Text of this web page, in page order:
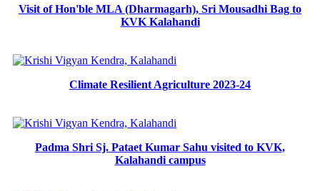
Visit of Hon'ble MLA (Dharmagarh), Sri Mousadhi Bag to
KVK Kalahandi
Climate Resilient Agriculture 2023-24
Padma Shri Sj. Pataet Kumar Sahu visited to KVK,
Kalahandi campus